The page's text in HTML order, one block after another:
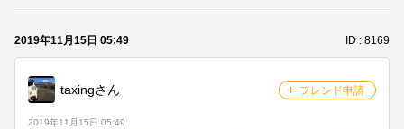
2019年11月15日 05:49 ID : 8169
taxingさん フレンド申請
2019年11月15日 05:49